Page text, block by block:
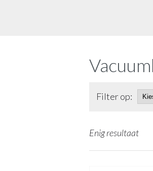
Filter op:
Enig resultaat